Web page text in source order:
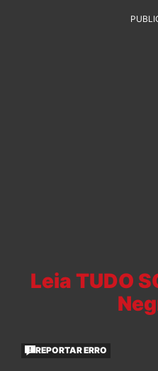
Leia TUDO
REPORTAR ERRO